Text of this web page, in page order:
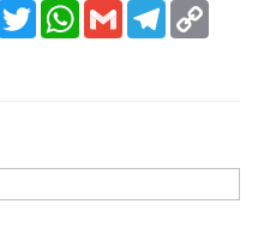
FacebookTwitter WhatsApp
Gmail Telegram